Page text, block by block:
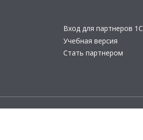
Вход для партнеров 1С
Учебная версия
Стать партнером